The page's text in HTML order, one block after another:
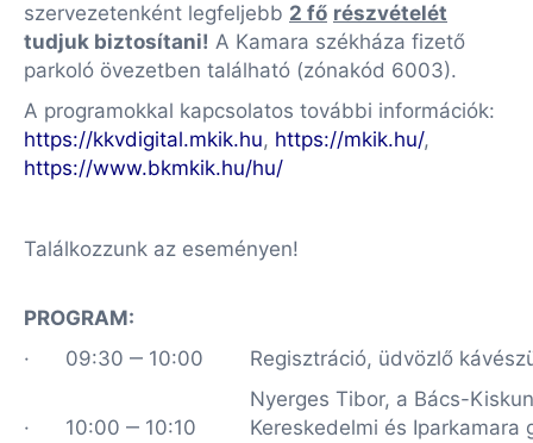
szervezetenként legfeljebb 2 fő részvételét
tudjuk biztosítani! A Kamara székháza fizető
parkoló övezetben található (zónakód 6003).
A programokkal kapcsolatos további információk:
https://kkvdigital.mkik.hu, https://mkik.hu/,
https://www.bkmkik.hu/hu/
Találkozzunk az eseményen!
PROGRAM:
· 09:30 ‒ 10:00
Regisztráció, üdvözlő
· 10:00 ‒ 10:10
Nyerges Tibor, a Bács-
Kereskedelmi és Iparkamara